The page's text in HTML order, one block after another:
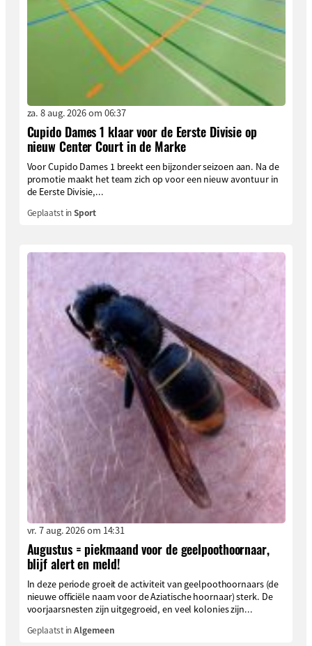
za. 8 aug. 2026 om 06:37
Cupido Dames 1 klaar voor de Eerste Divisie op
nieuw Center Court in de Marke
Voor Cupido Dames 1 breekt een bijzonder seizoen aan. Na de
promotie maakt het team zich op voor een nieuw avontuur in
de Eerste Divisie,...
Geplaatst inSport
vr. 7 aug. 2026 om 14:31
Augustus = piekmaand voor de geelpoothoornaar,
blijf alert en meld!
In deze periode groeit de activiteit van geelpoothoornaars (de
nieuwe officiële naam voor de Aziatische hoornaar) sterk. De
voorjaarsnesten zijn uitgegroeid, en veel kolonies zijn...
Geplaatst inAlgemeen